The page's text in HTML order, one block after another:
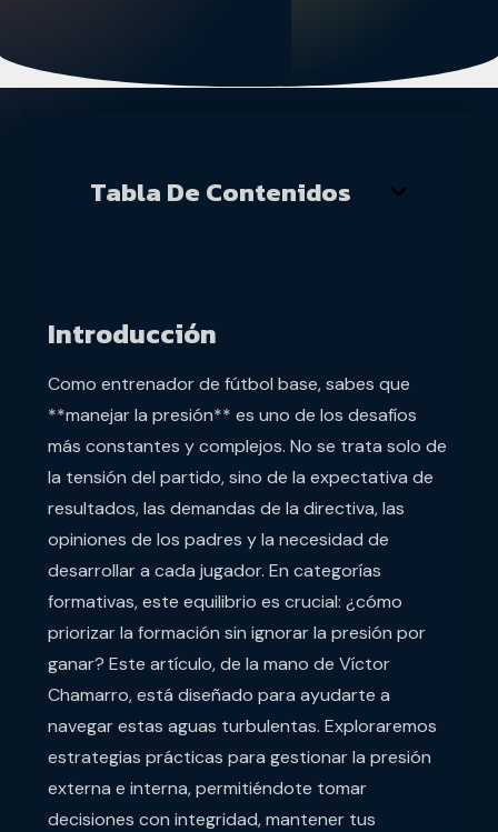
Tabla De Contenidos
Introducción
Como entrenador de fútbol base, sabes que
**manejar la presión** es uno de los desafíos
más constantes y complejos. No se trata solo de
la tensión del partido, sino de la expectativa de
resultados, las demandas de la directiva, las
opiniones de los padres y la necesidad de
desarrollar a cada jugador. En categorías
formativas, este equilibrio es crucial: ¿cómo
priorizar la formación sin ignorar la presión por
ganar? Este artículo, de la mano de Víctor
Chamarro, está diseñado para ayudarte a
navegar estas aguas turbulentas. Exploraremos
estrategias prácticas para gestionar la presión
externa e interna, permitiéndote tomar
decisiones con integridad, mantener tus